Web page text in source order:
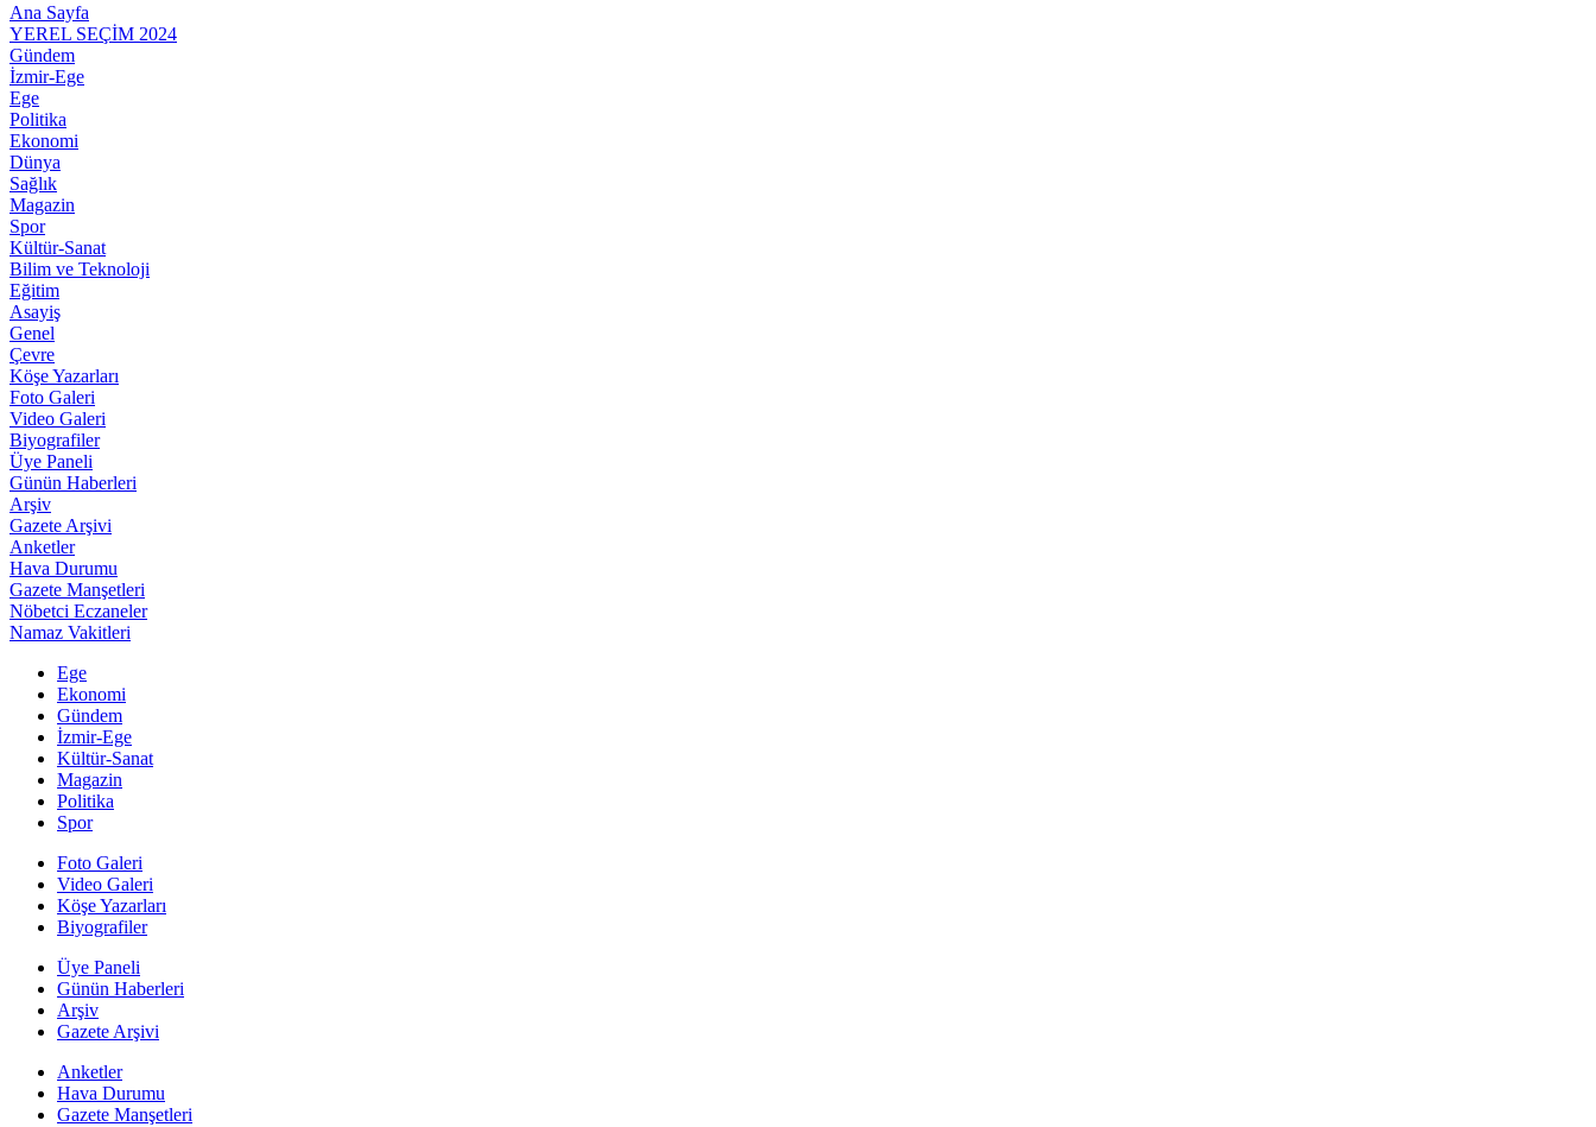
Ana Sayfa
YEREL SEÇİM 2024
Gündem
İzmir-Ege
Ege
Politika
Ekonomi
Dünya
Sağlık
Magazin
Spor
Kültür-Sanat
Bilim ve Teknoloji
Eğitim
Asayiş
Genel
Çevre
Köşe Yazarları
Foto Galeri
Video Galeri
Biyografiler
Üye Paneli
Günün Haberleri
Arşiv
Gazete Arşivi
Anketler
Hava Durumu
Gazete Manşetleri
Nöbetci Eczaneler
Namaz Vakitleri
Ege
Ekonomi
Gündem
İzmir-Ege
Kültür-Sanat
Magazin
Politika
Spor
Foto Galeri
Video Galeri
Köşe Yazarları
Biyografiler
Üye Paneli
Günün Haberleri
Arşiv
Gazete Arşivi
Anketler
Hava Durumu
Gazete Manşetleri